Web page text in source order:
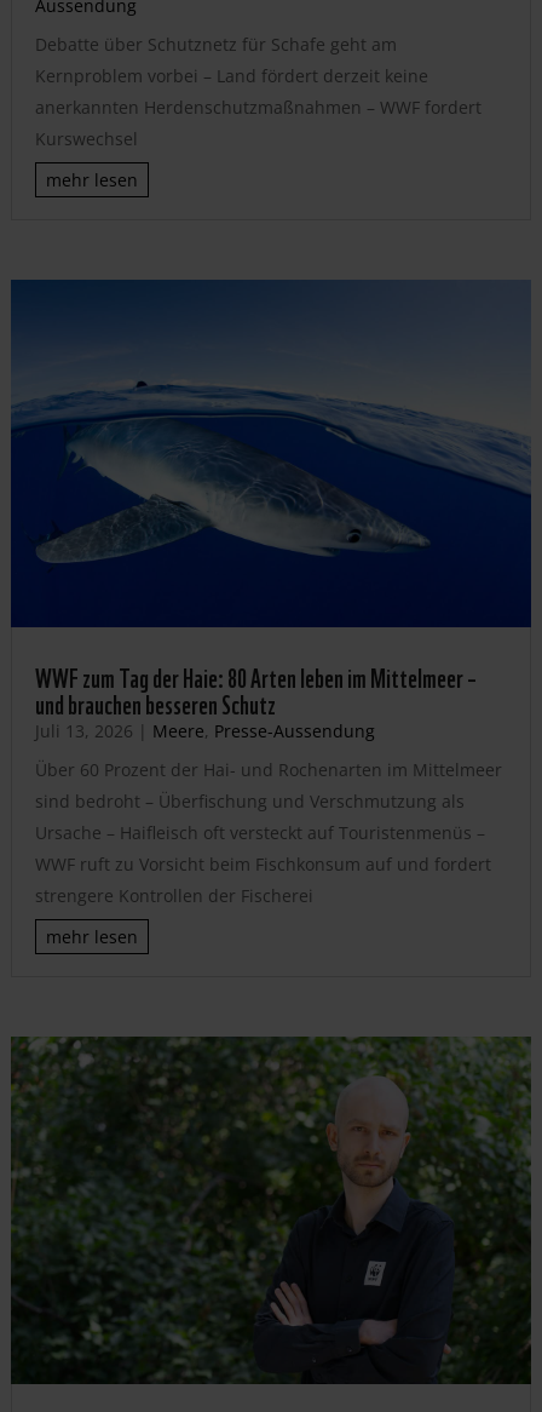
Aussendung
Debatte über Schutznetz für Schafe geht am
Kernproblem vorbei – Land fördert derzeit keine
anerkannten Herdenschutzmaßnahmen – WWF fordert
Kurswechsel
mehr lesen
WWF zum Tag der Haie: 80 Arten leben im Mittelmeer –
und brauchen besseren Schutz
Juli 13, 2026 | Meere, Presse-Aussendung
Über 60 Prozent der Hai- und Rochenarten im Mittelmeer
sind bedroht – Überfischung und Verschmutzung als
Ursache – Haifleisch oft versteckt auf Touristenmenüs –
WWF ruft zu Vorsicht beim Fischkonsum auf und fordert
strengere Kontrollen der Fischerei
mehr lesen